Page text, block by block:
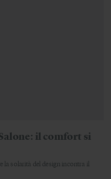
il comfort si
la solarità del design incontra il